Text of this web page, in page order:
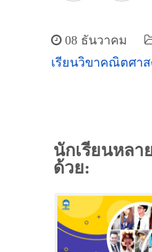
08 ธันวาคม
เรียนวิขาคณิตศา
นักเรียนหล
ด้วย: